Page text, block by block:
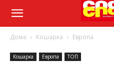
Дома Кошарка Европа
Кошарка Европа ТОП